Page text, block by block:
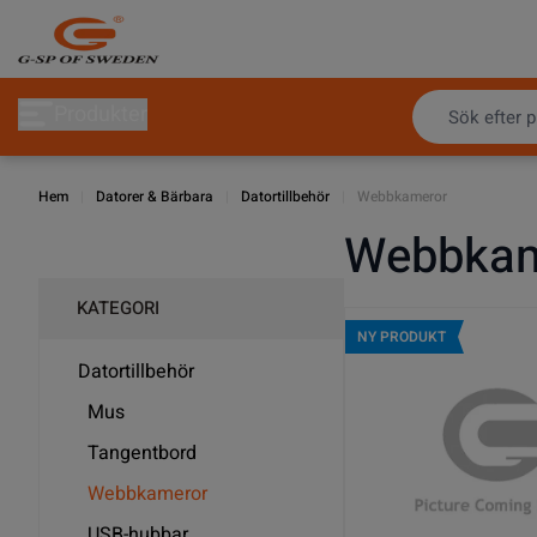
Hoppa till innehållet
Hem Datorer & Bärbara Datortillbehör Webbkameror
KATEGORI
Datortillbehör
Mus
Tangentbord
Webbkameror
NY PRODUKT